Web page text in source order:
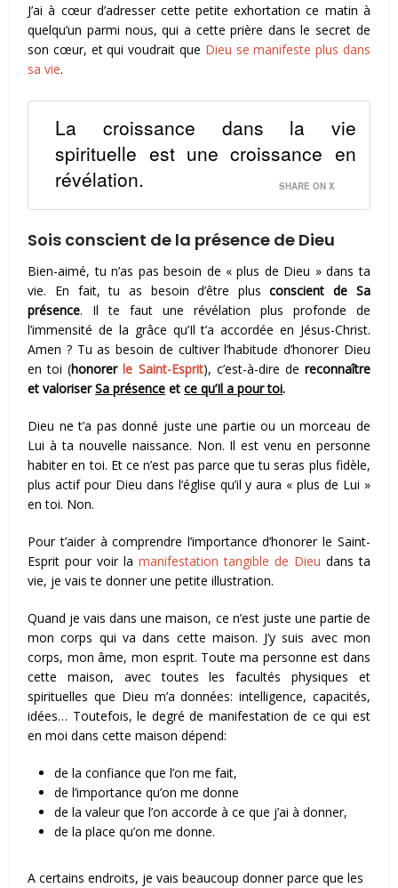
J’ai à cœur d’adresser cette petite exhortation ce matin à
quelqu’un parmi nous, qui a cette prière dans le secret de
son cœur, et qui voudrait que Dieu se manifeste plus dans
sa vie.
La croissance dans la vie
spirituelle est une croissance en
révélation.
SHARE ON X
Sois conscient de la présence de Dieu
Bien-aimé, tu n’as pas besoin de « plus de Dieu » dans ta
vie. En fait, tu as besoin d’être plusconscient de Sa
présence. Il te faut une révélation plus profonde de
l’immensité de la grâce qu’Il t’a accordée en Jésus-Christ.
Amen ? Tu as besoin de cultiver l’habitude d’honorer Dieu
en toi (honorer le Saint-Esprit), c’est-à-dire de reconnaître
et valoriserSa présence etce qu’Il a pour toi.
Dieu ne t’a pas donné juste une partie ou un morceau de
Lui à ta nouvelle naissance. Non. Il est venu en personne
habiter en toi. Et ce n’est pas parce que tu seras plus fidèle,
plus actif pour Dieu dans l’église qu’il y aura « plus de Lui »
en toi. Non.
Pour t’aider à comprendre l’importance d’honorer le Saint-
Esprit pour voir lamanifestation tangible de Dieu dans ta
vie, je vais te donner une petite illustration.
Quand je vais dans une maison, ce n’est juste une partie de
mon corps qui va dans cette maison. J’y suis avec mon
corps, mon âme, mon esprit. Toute ma personne est dans
cette maison, avec toutes les facultés physiques et
spirituelles que Dieu m’a données: intelligence, capacités,
idées… Toutefois, le degré de manifestation de ce qui est
en moi dans cette maison dépend:
de la confiance que l’on me fait,
de l’importance qu’on me donne
de la valeur que l’on accorde à ce que j’ai à donner,
de la place qu’on me donne.
A certains endroits, je vais beaucoup donner parce que les